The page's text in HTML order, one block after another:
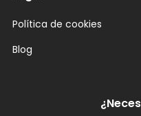
Política de cookies
Blog